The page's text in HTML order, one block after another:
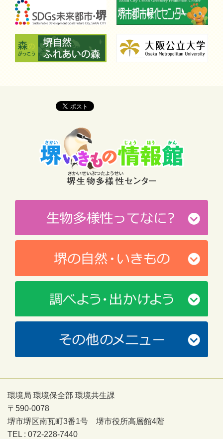
環境局 環境保全部 環境共生課
〒590-0078
堺市堺区南瓦町3番1号 堺市役所高層館4階
TEL : 072-228-7440